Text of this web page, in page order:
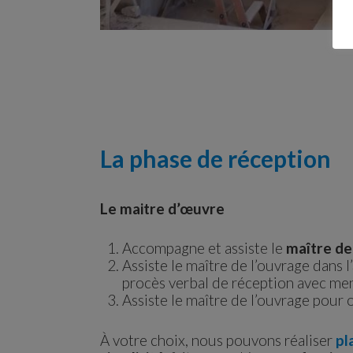
La phase de réception
Le maitre d’œuvre
Accompagne et assiste le maître
Assiste le maître de l’ouvrage
procès verbal de réception avec
Assiste le maître de l’ouvrage pour
À votre choix, nous pouvons réaliser